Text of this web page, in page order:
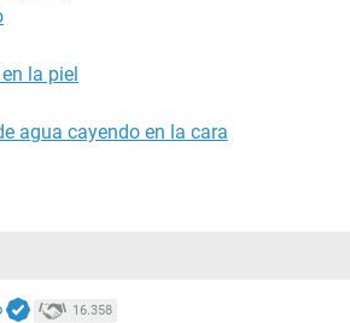
la piel
agua cayendo en la cara
16.358